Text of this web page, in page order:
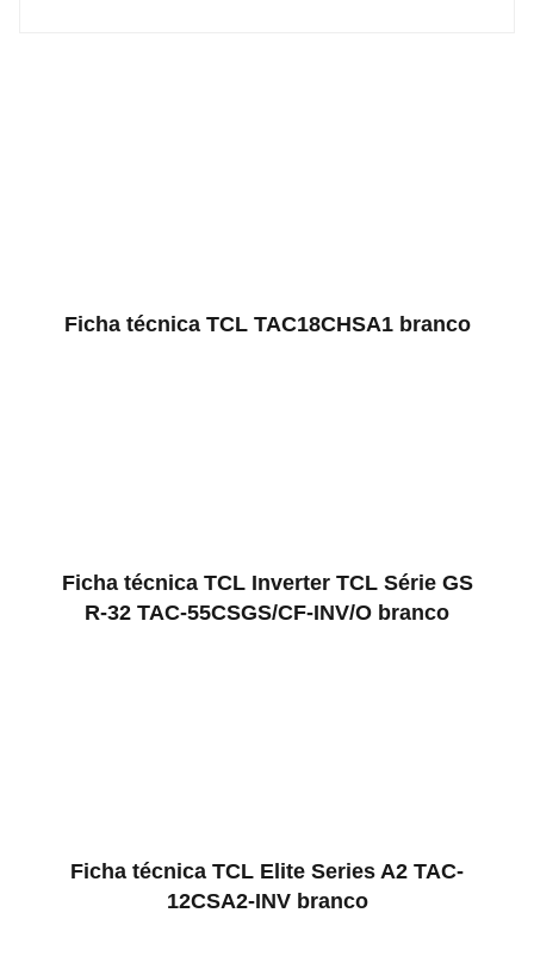
Ficha técnica TCL TAC18CHSA1 branco
Ficha técnica TCL Inverter TCL Série GS
R-32 TAC-55CSGS/CF-INV/O branco
Ficha técnica TCL Elite Series A2 TAC-
12CSA2-INV branco